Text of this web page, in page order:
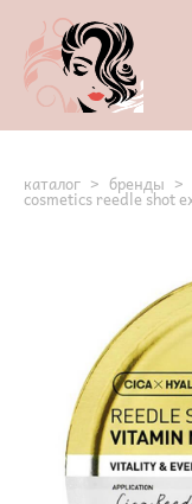
каталог > бренды >
cosmetics reedle shot